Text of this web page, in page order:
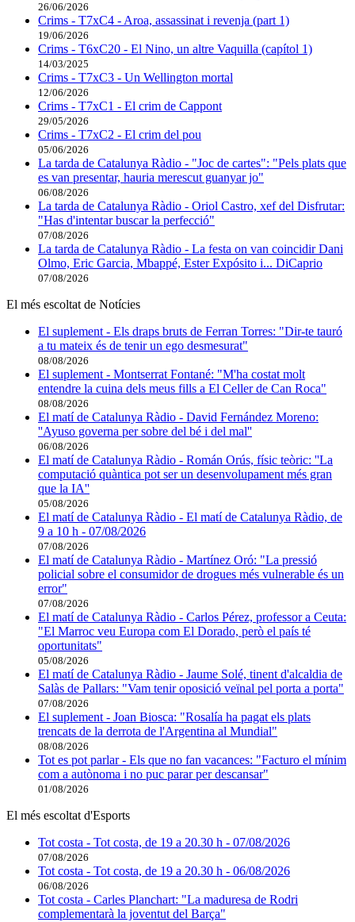
26/06/2026
Crims - T7xC4 - Aroa, assassinat i revenja (part 1)
19/06/2026
Crims - T6xC20 - El Nino, un altre Vaquilla (capítol 1)
14/03/2025
Crims - T7xC3 - Un Wellington mortal
12/06/2026
Crims - T7xC1 - El crim de Cappont
29/05/2026
Crims - T7xC2 - El crim del pou
05/06/2026
La tarda de Catalunya Ràdio - "Joc de cartes": "Pels plats que
es van presentar, hauria merescut guanyar jo"
06/08/2026
La tarda de Catalunya Ràdio - Oriol Castro, xef del Disfrutar:
"Has d'intentar buscar la perfecció"
07/08/2026
La tarda de Catalunya Ràdio - La festa on van coincidir Dani
Olmo, Eric Garcia, Mbappé, Ester Expósito i... DiCaprio
07/08/2026
El més escoltat de Notícies
El suplement - Els draps bruts de Ferran Torres: "Dir-te tauró
a tu mateix és de tenir un ego desmesurat"
08/08/2026
El suplement - Montserrat Fontané: "M'ha costat molt
entendre la cuina dels meus fills a El Celler de Can Roca"
08/08/2026
El matí de Catalunya Ràdio - David Fernández Moreno:
''Ayuso governa per sobre del bé i del mal''
06/08/2026
El matí de Catalunya Ràdio - Román Orús, físic teòric: ''La
computació quàntica pot ser un desenvolupament més gran
que la IA''
05/08/2026
El matí de Catalunya Ràdio - El matí de Catalunya Ràdio, de
9 a 10 h - 07/08/2026
07/08/2026
El matí de Catalunya Ràdio - Martínez Oró: "La pressió
policial sobre el consumidor de drogues més vulnerable és un
error"
07/08/2026
El matí de Catalunya Ràdio - Carlos Pérez, professor a Ceuta:
"El Marroc veu Europa com El Dorado, però el país té
oportunitats"
05/08/2026
El matí de Catalunya Ràdio - Jaume Solé, tinent d'alcaldia de
Salàs de Pallars: "Vam tenir oposició veïnal pel porta a porta"
07/08/2026
El suplement - Joan Biosca: "Rosalía ha pagat els plats
trencats de la derrota de l'Argentina al Mundial"
08/08/2026
Tot es pot parlar - Els que no fan vacances: "Facturo el mínim
com a autònoma i no puc parar per descansar"
01/08/2026
El més escoltat d'Esports
Tot costa - Tot costa, de 19 a 20.30 h - 07/08/2026
07/08/2026
Tot costa - Tot costa, de 19 a 20.30 h - 06/08/2026
06/08/2026
Tot costa - Carles Planchart: "La maduresa de Rodri
complementarà la joventut del Barça"